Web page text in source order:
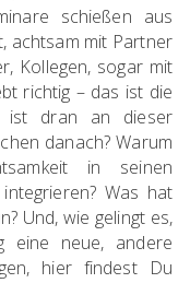
schießen aus
achtsam mit Partner
Kollegen, sogar mit
richtig – das ist die
ist dran an dieser
danach? Warum
in seinen
Was hat
Und, wie gelingt es,
eine neue, andere
hier findest Du